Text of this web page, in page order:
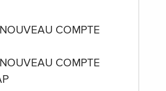
COMPTE
COMPTE